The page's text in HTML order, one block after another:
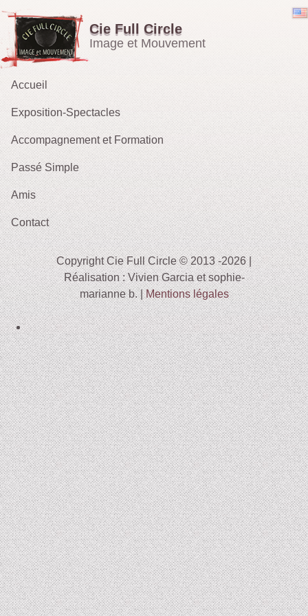
Cie Full Circle
Image et Mouvement
Accueil
Exposition-Spectacles
Emporté par le Vent
OH !
Les Rieurs : Galerie
Accompagnement et Formation
Passé Simple
2021 : Migrations
2015 :Le Tarot des Parques
2012 : Sacrifice
2009-11 : Sans Issue
2010 : Le Tireur de Ficelles (fait sa Blanche Neige)
2006-07 : un froid de kronos
2005-07 : Les Enfants de la Bête
2004 : Braise
2005 : Le Roi Grenouille III et Voyage d’Hiver
2001 : Buckauer Bankett
2000 : Le Petit Poucet
1995 : Étude en Plastique
Amis
Contact
Copyright Cie Full Circle © 2013 -2026 |
Réalisation : Vivien Garcia et sophie-
marianne b. |Mentions légales